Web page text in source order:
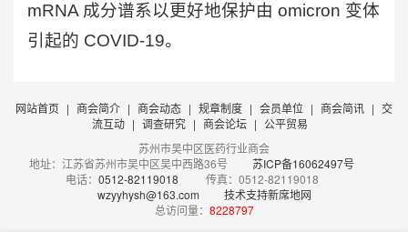
mRNA 成分谱系以更好地保护由 omicron 变体
引起的 COVID-19。
网站首页 | 商会简介 | 商会动态 | 规章制度 | 会员单位 | 商会简讯 | 交
流互动 | 调查研究 | 商会论坛 | 公平贸易
苏州市吴中区医药行业商会
地址：江苏省苏州市吴中区吴中西路36号
苏ICP备16062497号
电话： 0512-82119018 传真：0512-82119018
wzyyhysh@163.com
技术支持新席地网
总访问量： 8228797